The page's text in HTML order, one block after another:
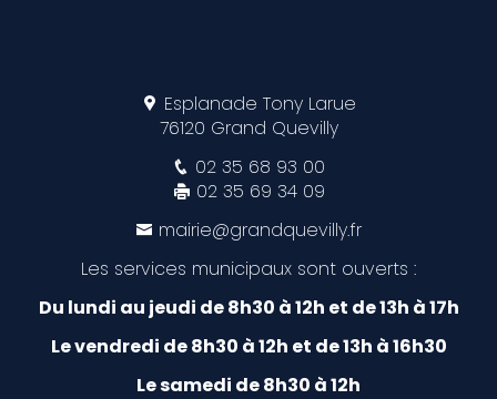
Esplanade Tony Larue
76120 Grand Quevilly
02 35 68 93 00
02 35 69 34 09
mairie@grandquevilly.fr
Les services municipaux sont ouverts :
Du lundi au jeudi de 8h30 à 12h et de 13h à 17h
Le vendredi de 8h30 à 12h et de 13h à 16h30
Le samedi de 8h30 à 12h